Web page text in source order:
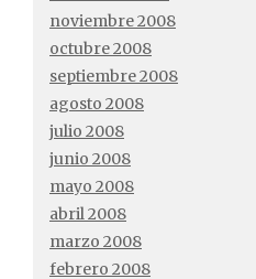
noviembre 2008
octubre 2008
septiembre 2008
agosto 2008
julio 2008
junio 2008
mayo 2008
abril 2008
marzo 2008
febrero 2008